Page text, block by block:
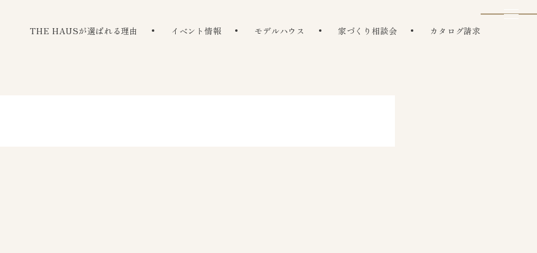
The HausTHE HAUSが選ばれる理由 イベント情報 モデルハウス 家づくり相談会 カタログ請求